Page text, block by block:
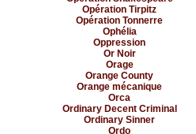
Opération Tirpitz
Opération Tonnerre
Ophélia
Oppression
Or Noir
Orage
Orange County
Orange mécanique
Orca
Ordinary Decent Criminal
Ordinary Sinner
Ordo